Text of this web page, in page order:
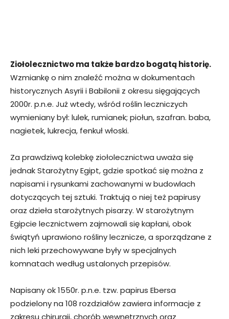
Ziołolecznictwo ma także bardzo bogatą historię.
Wzmiankę o nim znaleźć można w dokumentach
historycznych Asyrii i Babilonii z okresu sięgających
2000r. p.n.e. Już wtedy, wśród roślin leczniczych
wymieniany był: lulek, rumianek; piołun, szafran. baba,
nagietek, lukrecja, fenkuł włoski.
Za prawdziwą kolebkę ziołolecznictwa uważa się
jednak Starożytny Egipt, gdzie spotkać się można z
napisami i rysunkami zachowanymi w budowlach
dotyczących tej sztuki. Traktują o niej też papirusy
oraz dzieła starożytnych pisarzy. W starożytnym
Egipcie lecznictwem zajmowali się kapłani, obok
świątyń uprawiono rośliny lecznicze, a sporządzane z
nich leki przechowywane były w specjalnych
komnatach według ustalonych przepisów.
Napisany ok 1550r. p.n.e. tzw. papirus Ebersa
podzielony na 108 rozdziałów zawiera informacje z